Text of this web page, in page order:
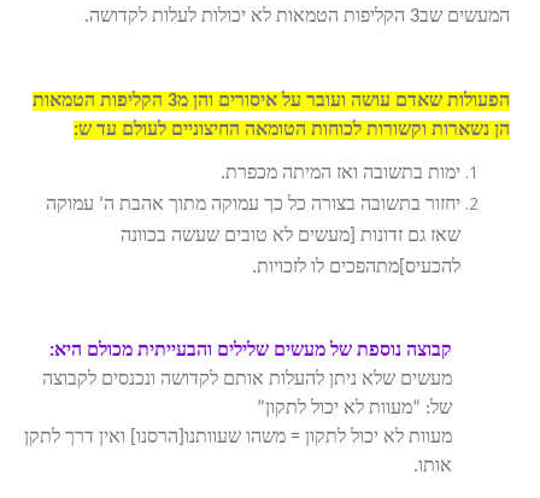
המעשים שב3 הקליפות הטמאות לא יכולות לעלות לקדושה.
הפעולות שאדם עושה ועובר על איסורים והן מ3 הקליפות הטמאות
הן נשארות וקשורות לכוחות הטומאה החיצוניים לעולם עד ש:
ימות בתשובה ואז המיתה מכפרת.
יחזור בתשובה בצורה כל כך עמוקה מתוך אהבת ה’ עמוקה
שאז גם זדונות [מעשים לא טובים שעשה בכוונה
להכעיס]מתהפכים לו לזכויות.
קבוצה נוספת של מעשים שלילים והבעייתית מכולם היא:
מעשים שלא ניתן להעלות אותם לקדושה ונכנסים לקבוצה
של: “מעוות לא יכול לתקון”
מעוות לא יכול לתקון = משהו שעוותנו[הרסנו] ואין דרך לתקן
אותו.